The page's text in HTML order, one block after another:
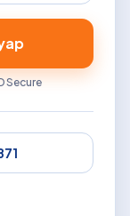
Secure